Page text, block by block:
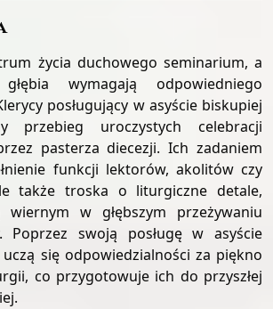
życia duchowego seminarium, a
wymagają odpowiedniego
posługujący w asyście biskupiej
uroczystych celebracji
pasterza diecezji. Ich zadaniem
funkcji lektorów, akolitów czy
także troska o liturgiczne detale,
w głębszym przeżywaniu
Poprzez swoją posługę w asyście
się odpowiedzialności za piękno
co przygotowuje ich do przyszłej